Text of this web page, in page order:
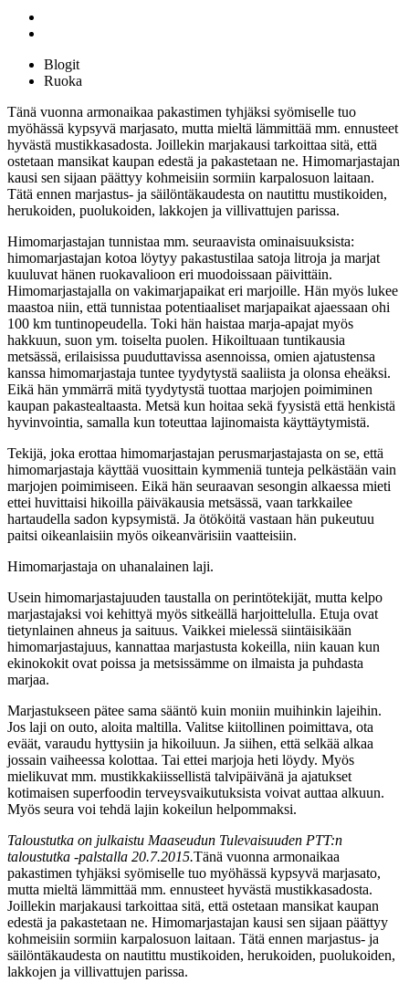
Blogit
Ruoka
Tänä vuonna armonaikaa pakastimen tyhjäksi syömiselle tuo
myöhässä kypsyvä marjasato, mutta mieltä lämmittää mm. ennusteet
hyvästä mustikkasadosta. Joillekin marjakausi tarkoittaa sitä, että
ostetaan mansikat kaupan edestä ja pakastetaan ne. Himomarjastajan
kausi sen sijaan päättyy kohmeisiin sormiin karpalosuon laitaan.
Tätä ennen marjastus- ja säilöntäkaudesta on nautittu mustikoiden,
herukoiden, puolukoiden, lakkojen ja villivattujen parissa.
Himomarjastajan tunnistaa mm. seuraavista ominaisuuksista:
himomarjastajan kotoa löytyy pakastustilaa satoja litroja ja marjat
kuuluvat hänen ruokavalioon eri muodoissaan päivittäin.
Himomarjastajalla on vakimarjapaikat eri marjoille. Hän myös lukee
maastoa niin, että tunnistaa potentiaaliset marjapaikat ajaessaan ohi
100 km tuntinopeudella. Toki hän haistaa marja-apajat myös
hakkuun, suon ym. toiselta puolen. Hikoiltuaan tuntikausia
metsässä, erilaisissa puuduttavissa asennoissa, omien ajatustensa
kanssa himomarjastaja tuntee tyydytystä saaliista ja olonsa eheäksi.
Eikä hän ymmärrä mitä tyydytystä tuottaa marjojen poimiminen
kaupan pakastealtaasta. Metsä kun hoitaa sekä fyysistä että henkistä
hyvinvointia, samalla kun toteuttaa lajinomaista käyttäytymistä.
Tekijä, joka erottaa himomarjastajan perusmarjastajasta on se, että
himomarjastaja käyttää vuosittain kymmeniä tunteja pelkästään vain
marjojen poimimiseen. Eikä hän seuraavan sesongin alkaessa mieti
ettei huvittaisi hikoilla päiväkausia metsässä, vaan tarkkailee
hartaudella sadon kypsymistä. Ja ötököitä vastaan hän pukeutuu
paitsi oikeanlaisiin myös oikeanvärisiin vaatteisiin.
Himomarjastaja on uhanalainen laji.
Usein himomarjastajuuden taustalla on perintötekijät, mutta kelpo
marjastajaksi voi kehittyä myös sitkeällä harjoittelulla. Etuja ovat
tietynlainen ahneus ja saituus. Vaikkei mielessä siintäisikään
himomarjastajuus, kannattaa marjastusta kokeilla, niin kauan kun
ekinokokit ovat poissa ja metsissämme on ilmaista ja puhdasta
marjaa.
Marjastukseen pätee sama sääntö kuin moniin muihinkin lajeihin.
Jos laji on outo, aloita maltilla. Valitse kiitollinen poimittava, ota
eväät, varaudu hyttysiin ja hikoiluun. Ja siihen, että selkää alkaa
jossain vaiheessa kolottaa. Tai ettei marjoja heti löydy. Myös
mielikuvat mm. mustikkakiissellistä talvipäivänä ja ajatukset
kotimaisen superfoodin terveysvaikutuksista voivat auttaa alkuun.
Myös seura voi tehdä lajin kokeilun helpommaksi.
Taloustutka on julkaistu Maaseudun Tulevaisuuden PTT:n
taloustutka -palstalla 20.7.2015.Tänä vuonna armonaikaa
pakastimen tyhjäksi syömiselle tuo myöhässä kypsyvä marjasato,
mutta mieltä lämmittää mm. ennusteet hyvästä mustikkasadosta.
Joillekin marjakausi tarkoittaa sitä, että ostetaan mansikat kaupan
edestä ja pakastetaan ne. Himomarjastajan kausi sen sijaan päättyy
kohmeisiin sormiin karpalosuon laitaan. Tätä ennen marjastus- ja
säilöntäkaudesta on nautittu mustikoiden, herukoiden, puolukoiden,
lakkojen ja villivattujen parissa.